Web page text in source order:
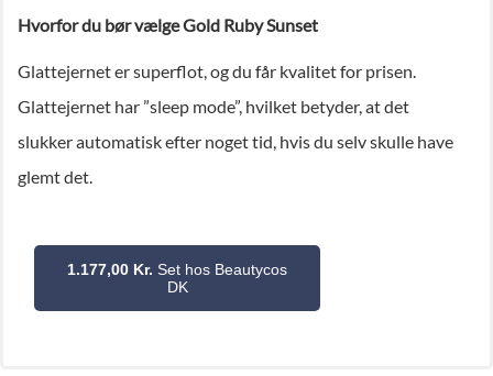
Hvorfor du bør vælge Gold Ruby Sunset
Glattejernet er superflot, og du får kvalitet for prisen.
Glattejernet har ”sleep mode”, hvilket betyder, at det
slukker automatisk efter noget tid, hvis du selv skulle have
glemt det.
1.177,00 Kr. Set hos Beautycos
DK